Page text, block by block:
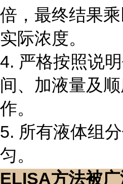
倍，最终结果
实际浓度。
4. 严格按照说
间、加液量及
作。
5. 所有液体组
匀。
ELISA方法被